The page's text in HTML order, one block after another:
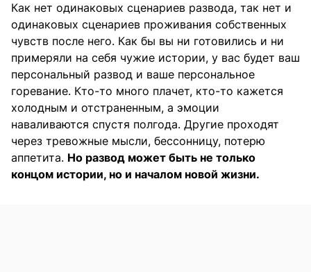
Как нет одинаковых сценариев развода, так нет и
одинаковых сценариев проживания собственных
чувств после него. Как бы вы ни готовились и ни
примеряли на себя чужие истории, у вас будет ваш
персональный развод и ваше персональное
горевание. Кто-то много плачет, кто-то кажется
холодным и отстраненным, а эмоции
наваливаются спустя полгода. Другие проходят
через тревожные мысли, бессонницу, потерю
аппетита. Но развод может быть не только
концом истории, но и началом новой жизни.